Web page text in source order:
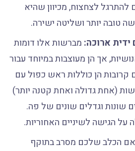
לצחצוח, מכיוון שהיא
טובה יותר ושליטה ישירה.
ארוכה:מברשות אלו דומות
אך הן מעוצבות במיוחד עבור
הן כוללות ראש כפול עם
(אחת גדולה ואחת קטנה יותר)
שונות וגדלים שונים של פה.
על הגישה לשיניים האחוריות.
הכלב שלכם מסרב בתוקף